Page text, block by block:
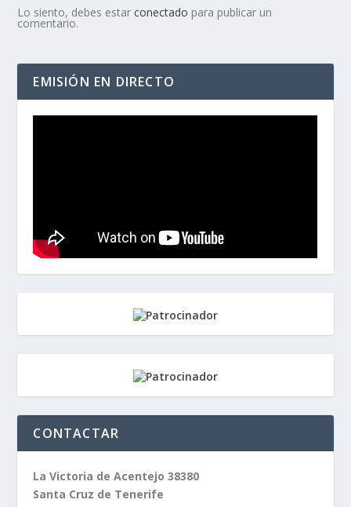
Lo siento, debes estarconectado para publicar un
comentario.
EMISIÓN EN DIRECTO
CONTACTAR
La Victoria de Acentejo 38380
Santa Cruz de Tenerife